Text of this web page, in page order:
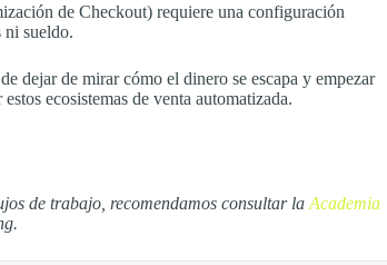
de Checkout) requiere una configuración
ni sueldo.
dejar de mirar cómo el dinero se escapa y empezar
ecosistemas de venta automatizada.
de trabajo, recomendamos consultar la Academia